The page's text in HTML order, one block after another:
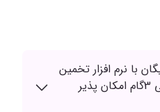
با نرم افزار تخمین
رتبه ارشد مهندسی شیمی 3گام امکان پذیر